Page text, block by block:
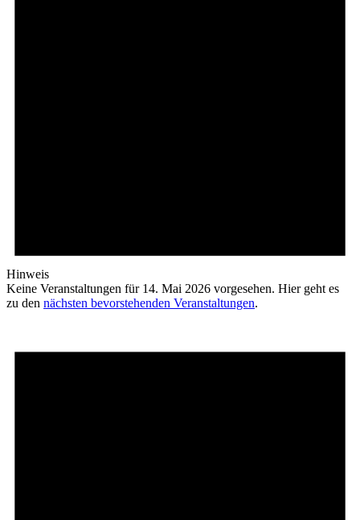
Hinweis
Keine Veranstaltungen für 14. Mai 2026 vorgesehen. Hier geht es
zu den nächsten bevorstehenden Veranstaltungen.